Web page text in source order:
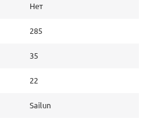
Нет
285
35
22
Sailun